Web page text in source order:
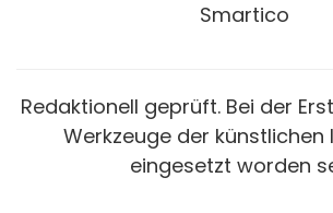
Smartico
Redaktionell geprüft. Bei der
Werkzeuge der künstlichen
eingesetzt worden